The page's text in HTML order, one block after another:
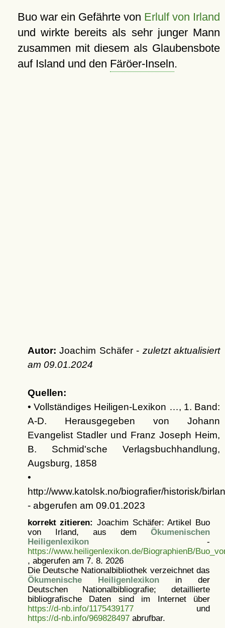
Buo war ein Gefährte von Erlulf von Irland
und wirkte bereits als sehr junger Mann
zusammen mit diesem als Glaubensbote
auf Island und den Färöer-Inseln.
Autor: Joachim Schäfer - zuletzt aktualisiert
am 09.01.2024
Quellen:
• Vollständiges Heiligen-Lexikon …, 1. Band:
A-D. Herausgegeben von Johann
Evangelist Stadler und Franz Joseph Heim,
B. Schmid'sche Verlagsbuchhandlung,
Augsburg, 1858
•
http://www.katolsk.no/biografier/historisk/
- abgerufen am 09.01.2023
korrekt zitieren: Joachim Schäfer: Artikel Buo
von Irland, aus dem Ökumenischen
Heiligenlexikon-
https://www.heiligenlexikon.de/BiographienB/
, abgerufen am 7. 8. 2026
Die Deutsche Nationalbibliothek verzeichnet das
Ökumenische Heiligenlexikonin der
Deutschen Nationalbibliografie; detaillierte
bibliografische Daten sind im Internet über
https://d-nb.info/1175439177und
https://d-nb.info/969828497abrufbar.